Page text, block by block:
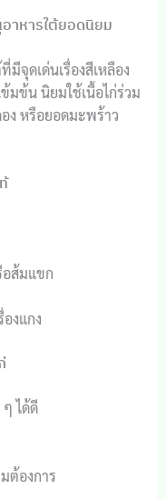
อาหารใต้ยอดนิยม
จุดเด่นเรื่องสีเหลือง
มข้น นิยมใช้เนื้อไก่ร่วม
ง หรือยอดมะพร้าว
อส้มแขก
งแกง
ได้ดี
ต้องการ